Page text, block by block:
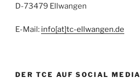
D-73479 Ellwangen
E-Mail: info[at]tc-ellwangen.de
DER TCE AUF SOCIAL MEDIA